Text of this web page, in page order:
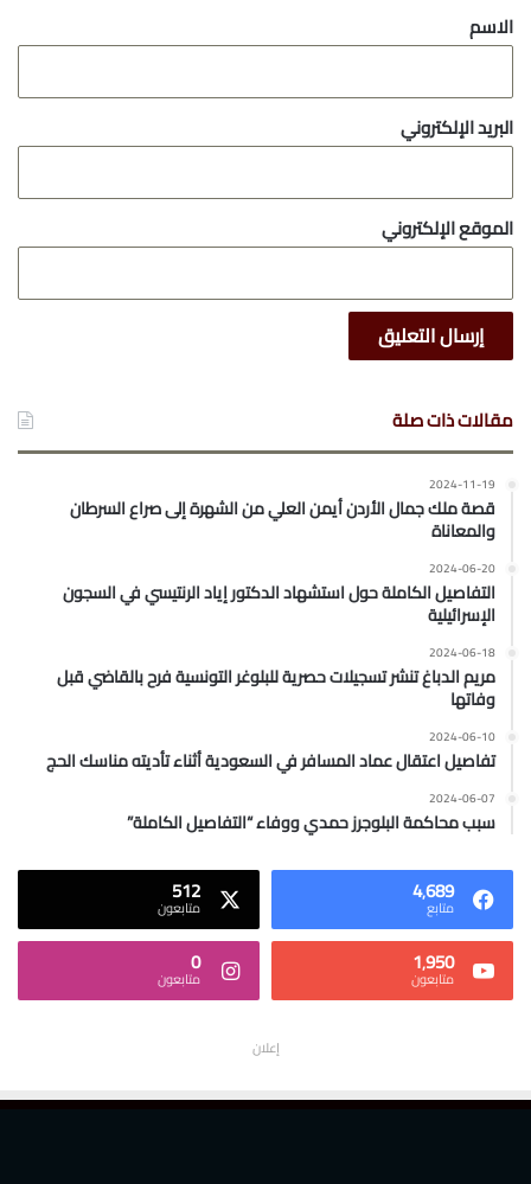
*
الاسم
البريد الإلكتروني
الموقع الإلكتروني
مقالات ذات صلة
2024-11-19
قصة ملك جمال الأردن أيمن العلي من الشهرة إلى صراع السرطان
والمعاناة
2024-06-20
التفاصيل الكاملة حول استشهاد الدكتور إياد الرنتيسي في السجون
الإسرائيلية
2024-06-18
مريم الدباغ تنشر تسجيلات حصرية للبلوغر التونسية فرح بالقاضي قبل
وفاتها
2024-06-10
تفاصيل اعتقال عماد المسافر في السعودية أثناء تأديته مناسك الحج
2024-06-07
سبب محاكمة البلوجرز حمدي ووفاء “التفاصيل الكاملة”
4٬689
متابع 512
متابعون
1٬950
متابعون 0
متابعون
إعلان